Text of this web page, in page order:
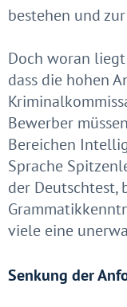
bestehen und
Doch woran
dass die hohen
Bewerber
Bereichen
Sprache
der Deutschtest,
viele eine
Senkung der